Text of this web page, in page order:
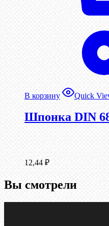
В корзину Quick
Шпонка DIN
12,44 ₽
Вы смотрели